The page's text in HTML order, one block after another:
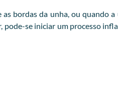
bordas da unha, ou quando
pode-se iniciar um processo